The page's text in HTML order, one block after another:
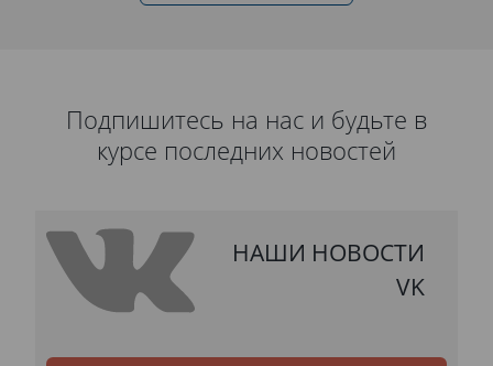
Подпишитесь на нас и будьте в
курсе последних новостей
НАШИ НОВОСТИ
VK